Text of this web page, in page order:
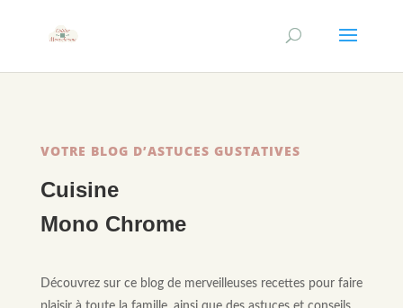
VOTRE BLOG D’ASTUCES GUSTATIVES
Cuisine
Mono Chrome
Découvrez sur ce blog de merveilleuses recettes pour faire